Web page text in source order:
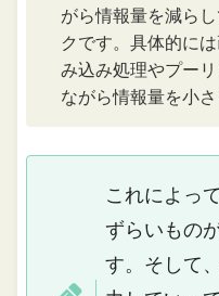
がら情報量を減ら
クです。具体的に
み込み処理やプー
ながら情報量を小さ
これによっ
ずらいもの
す。そして